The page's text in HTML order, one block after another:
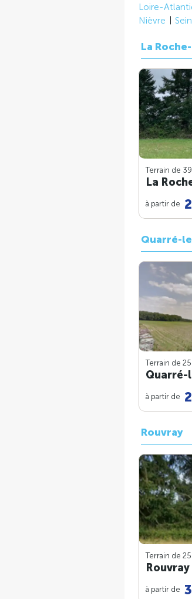
Loire-
Nièvre
La
Terrain de
La
à partir de
Quarré-
Terrain de
Quarré-
à partir de
Rouvray
Terrain de
Rouvray
à partir de